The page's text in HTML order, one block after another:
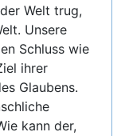
Welt trug,
Unsere
Schluss wie
ihrer
Glaubens.
kann der,